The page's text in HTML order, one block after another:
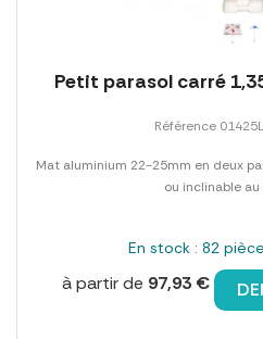
Petit parasol carré
Référence
Mat aluminium 22-25mm en deux
ou inclinable au
En stock : 82
à partir de 97,93 €